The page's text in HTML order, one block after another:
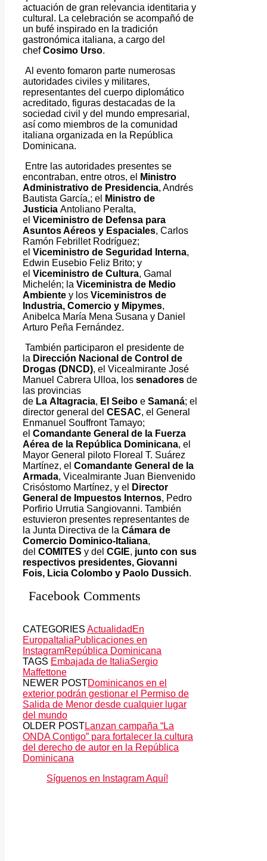
actuación de gran relevancia identitaria y
cultural. La celebración se acompañó de
un bufé inspirado en la tradición
gastronómica italiana, a cargo del
chefCosimo Urso.
Al evento fomaron parte numerosas
autoridades civiles y militares,
representantes del cuerpo diplomático
acreditado, figuras destacadas de la
sociedad civil y del mundo empresarial,
así como miembros de la comunidad
italiana organizada en la República
Dominicana.
Entre las autoridades presentes se
encontraban, entre otros, el
Ministro
Administrativo de Presidencia, Andrés
Bautista García,; el
Ministro de
Justicia Antoliano Peralta,
el Viceministro de Defensa para
Asuntos Aéreos y Espaciales, Carlos
Ramón Febrillet Rodríguez;
el Viceministro de Seguridad Interna,
Edwin Eusebio Feliz Brito; y
el Viceministro de Cultura, Gamal
Michelén; la Viceministra de Medio
Ambiente y los Viceministros de
Industria, Comercio y Mipymes,
Anibelca María Mena Susana y Daniel
Arturo Peña Fernández.
También participaron el presidente de
la Dirección Nacional de Control de
Drogas (DNCD), el Vicealmirante José
Manuel Cabrera Ulloa, los senadores de
las provincias
de La Altagracia, El Seibo e Samaná; el
director general del CESAC, el General
Enmanuel Souffront Tamayo;
el Comandante General de la Fuerza
Aérea de la República Dominicana, el
Mayor General piloto Floreal T. Suárez
Martínez, el Comandante General de la
Armada, Vicealmirante Juan Bienvenido
Crisóstomo Martínez, y el
Director
General de Impuestos Internos, Pedro
Porfirio Urrutia Sangiovanni. También
estuvieron presentes representantes de
la Junta Directiva de la Cámara de
Comercio Dominico-Italiana,
del COMITES y del CGIE, junto con sus
respectivos presidentes, Giovanni
Fois, Licia Colombo y Paolo Dussich.
Facebook Comments
CATEGORIES Actualidad En
Europa ItaliaPublicaciones en
InstagramRepública Dominicana
TAGS Embajada de ItaliaSergio
Maffettone
NEWER POSTDominicanos en el
exterior podrán gestionar el Permiso de
Salida de Menor desde cualquier lugar
del mundo
OLDER POSTLanzan campaña “La
ONDA Contigo” para fortalecer la cultura
del derecho de autor en la República
Dominicana
Síguenos en Instagram Aquí!